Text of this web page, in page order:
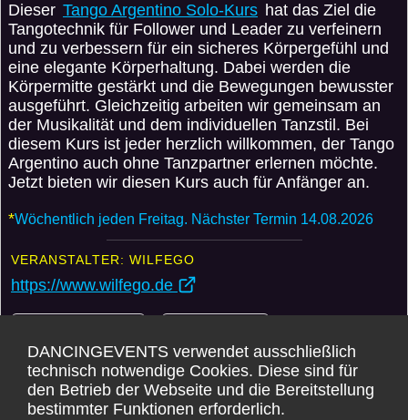
Dieser Tango Argentino Solo-Kurs hat das Ziel die
Tangotechnik für Follower und Leader zu verfeinern
und zu verbessern für ein sicheres Körpergefühl und
eine elegante Körperhaltung. Dabei werden die
Körpermitte gestärkt und die Bewegungen bewusster
ausgeführt. Gleichzeitig arbeiten wir gemeinsam an
der Musikalität und dem individuellen Tanzstil. Bei
diesem Kurs ist jeder herzlich willkommen, der Tango
Argentino auch ohne Tanzpartner erlernen möchte.
Jetzt bieten wir diesen Kurs auch für Anfänger an.
*Wöchentlich jeden Freitag. Nächster Termin 14.08.2026
VERANSTALTER: WILFEGO
https://www.wilfego.de
Karte
DANCINGEVENTS übernimmt KEINE GARANTIE für die Korrektheit der Daten.
DANCINGEVENTS verwendet ausschließlich
technisch notwendige Cookies. Diese sind für
den Betrieb der Webseite und die Bereitstellung
bestimmter Funktionen erforderlich.